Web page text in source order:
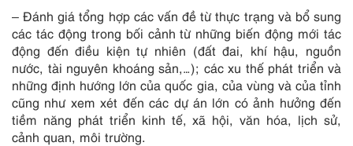
– Đánh giá tổng hợp các vấn đề từ thực trạng và bổ sung
các tác động trong bối cảnh từ những biến động mới tác
động đến điều kiện tự nhiên (đất đai, khí hậu, nguồn
nước, tài nguyên khoáng sản,…); các xu thế phát triển và
những định hướng lớn của quốc gia, của vùng và của tỉnh
cũng như xem xét đến các dự án lớn có ảnh hưởng đến
tiềm năng phát triển kinh tế, xã hội, văn hóa, lịch sử,
cảnh quan, môi trường.